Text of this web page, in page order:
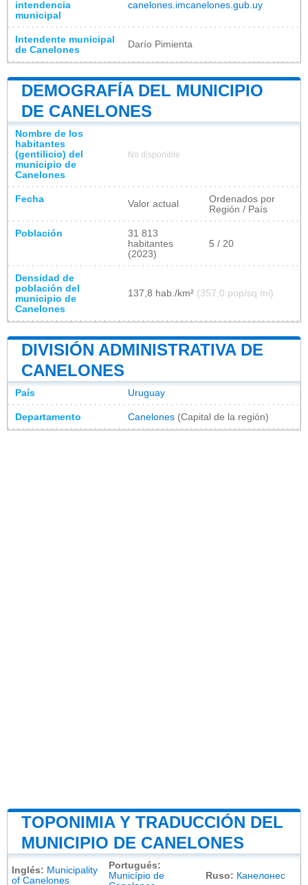
intendencia
municipal
canelones.imcanelones.gub.uy
Intendente municipal
de Canelones
Darío Pimienta
DEMOGRAFÍA DEL MUNICIPIO
DE CANELONES
Nombre de los
habitantes
(gentilicio) del
municipio de
Canelones
No disponible
Fecha Valor actual
Ordenados por
Región / País
Población
31 813
habitantes
(2023)
5 / 20
Densidad de
población del
municipio de
Canelones
137,8 hab./km² (357,0 pop/sq mi)
DIVISIÓN ADMINISTRATIVA DE
CANELONES
País Uruguay
Departamento Canelones (Capital de la región)
TOPONIMIA Y TRADUCCIÓN DEL
MUNICIPIO DE CANELONES
Inglés: Municipality
of Canelones
Portugués:
Município de
Ruso: Канелонес